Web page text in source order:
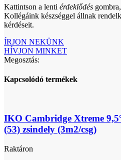
Kattintson a lenti érdeklődés
Kollégáink készséggel állnak
kérdéseit.
ÍRJON NEKÜNK
HÍVJON MINKET
Megosztás:
Kapcsolódó termékek
IKO Cambridge Xtreme
(53) zsindely (3m2/csg)
Raktáron